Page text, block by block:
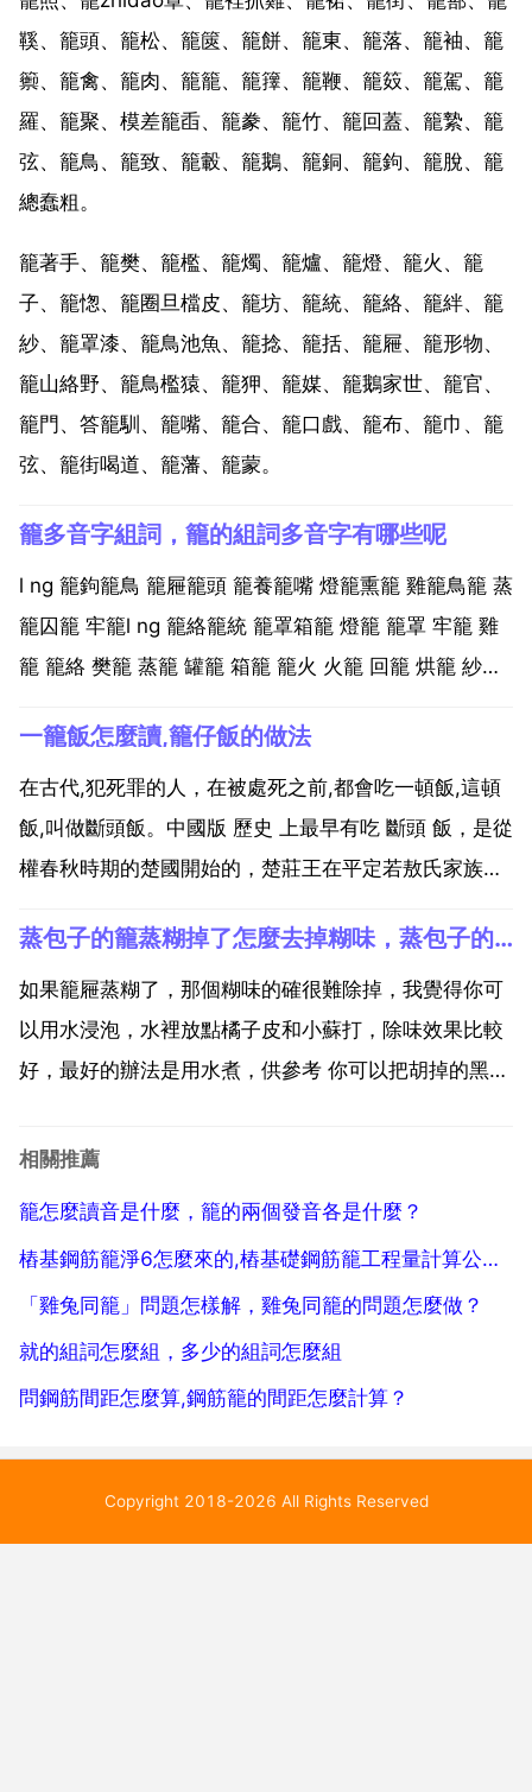
鞵、籠頭、籠松、籠篋、籠餅、籠東、籠落、籠袖、籠
籞、籠禽、籠肉、籠籠、籠籜、籠鞭、籠笯、籠駕、籠
羅、籠聚、模差籠臿、籠豢、籠竹、籠回蓋、籠縶、籠
弦、籠鳥、籠致、籠轂、籠鵝、籠銅、籠鉤、籠脫、籠
總蠢粗。
籠著手、籠樊、籠檻、籠燭、籠爐、籠燈、籠火、籠
子、籠愡、籠圈旦檔皮、籠坊、籠統、籠絡、籠絆、籠
紗、籠罩漆、籠鳥池魚、籠捻、籠括、籠屜、籠形物、
籠山絡野、籠鳥檻猿、籠狎、籠媒、籠鵝家世、籠官、
籠門、答籠馴、籠嘴、籠合、籠口戲、籠布、籠巾、籠
弦、籠街喝道、籠藩、籠蒙。
籠多音字組詞，籠的組詞多音字有哪些呢
l ng 籠鉤籠鳥 籠屜籠頭 籠養籠嘴 燈籠熏籠 雞籠鳥籠 蒸
籠囚籠 牢籠l ng 籠絡籠統 籠罩箱籠 燈籠 籠罩 牢籠 雞
籠 籠絡 樊籠 蒸籠 罐籠 箱籠 籠火 火籠 回籠 烘籠 紗籠
照 蠶籠 籠爐 籦籠 扇籠 鰕籠 籠轂 站籠 籓籠...
一籠飯怎麼讀,籠仔飯的做法
在古代,犯死罪的人，在被處死之前,都會吃一頓飯,這頓
飯,叫做斷頭飯。中國版 歷史 上最早有吃 斷頭 飯，是從
權春秋時期的楚國開始的，楚莊王在平定若敖氏家族叛
族的時候，臨處決前，每人均以飽食，後來在諸侯國推
行，被認為是 人性化 一直延續到現在。籠仔飯的做...
蒸包子的籠蒸糊掉了怎麼去掉糊味，蒸包子的籠子被不小心蒸糊了怎麼把糊味去掉
如果籠屜蒸糊了，那個糊味的確很難除掉，我覺得你可
以用水浸泡，水裡放點橘子皮和小蘇打，除味效果比較
好，最好的辦法是用水煮，供參考 你可以把胡掉的黑色
子底下。蔥是可以去掉氣味的。可以去掉氣味的。可以
相關推薦
籠怎麼讀音是什麼，籠的兩個發音各是什麼？
樁基鋼筋籠淨6怎麼來的,樁基礎鋼筋籠工程量計算公式怎麼用的？
「雞兔同籠」問題怎樣解，雞兔同籠的問題怎麼做？
就的組詞怎麼組，多少的組詞怎麼組
問鋼筋間距怎麼算,鋼筋籠的間距怎麼計算？
Copyright 2018-2026 All Rights Reserved